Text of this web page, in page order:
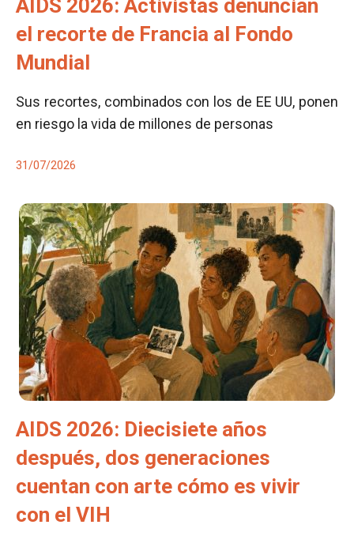
AIDS 2026: Activistas denuncian
el recorte de Francia al Fondo
Mundial
Sus recortes, combinados con los de EE UU, ponen
en riesgo la vida de millones de personas
31/07/2026
AIDS 2026: Diecisiete años
después, dos generaciones
cuentan con arte cómo es vivir
con el VIH